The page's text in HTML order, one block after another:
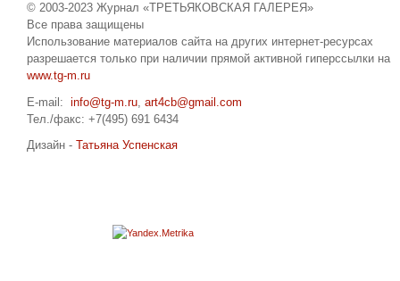
© 2003-2023 Журнал «ТРЕТЬЯКОВСКАЯ ГАЛЕРЕЯ»
Все права защищены
Использование материалов сайта на других интернет-ресурсах
разрешается только при наличии прямой активной гиперссылки на
www.tg-m.ru
E-mail: info@tg-m.ru art4cb@gmail.com
Тел./факс: +7(495) 691 6434
Дизайн - Татьяна Успенская